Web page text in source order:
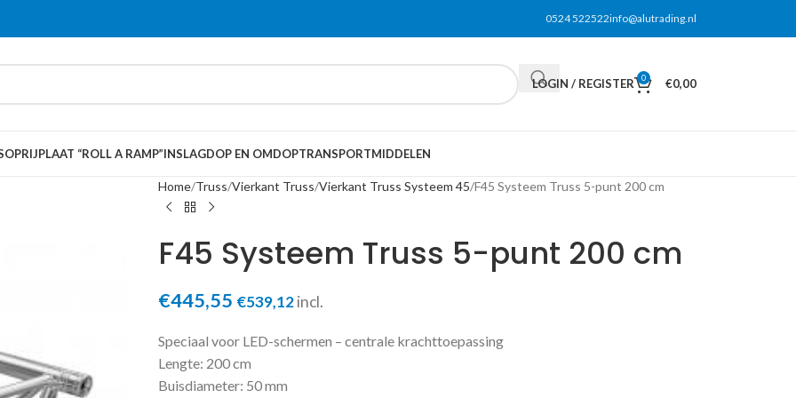
0524 522522info@alutrading.nl
LOGIN / REGISTER 0 €0,00
OPRIJPLAAT “ROLL A RAMP”INSLAGDOP EN OMDOPTRANSPORTMIDDELEN
Home Truss Vierkant Truss Vierkant Truss Systeem 45 F45 Systeem Truss 5-punt 200 cm
F45 Systeem Truss 5-punt 200 cm
€445,55 €539,12incl.
Speciaal voor LED-schermen – centrale krachttoepassing
Lengte: 200 cm
Buisdiameter: 50 mm